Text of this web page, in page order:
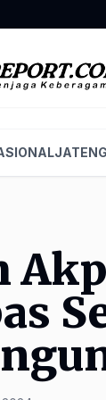
JATENG